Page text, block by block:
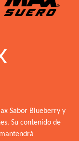
Sabor Blueberry y
Su contenido de